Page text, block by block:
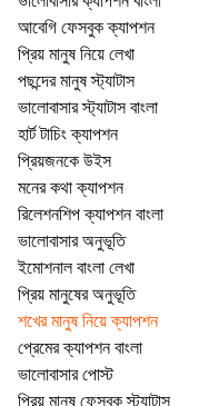
আবেগি ফেসবুক ক্যাপশন
প্রিয় মানুষ নিয়ে লেখা
পছন্দের মানুষ স্ট্যাটাস
ভালোবাসার স্ট্যাটাস বাংলা
হার্ট টাচিং ক্যাপশন
প্রিয়জনকে উইস
মনের কথা ক্যাপশন
রিলেশনশিপ ক্যাপশন বাংলা
ভালোবাসার অনুভূতি
ইমোশনাল বাংলা লেখা
প্রিয় মানুষের অনুভূতি
শখের মানুষ নিয়ে ক্যাপশন
প্রেমের ক্যাপশন বাংলা
ভালোবাসার পোস্ট
প্রিয় মানুষ ফেসবুক স্ট্যাটাস